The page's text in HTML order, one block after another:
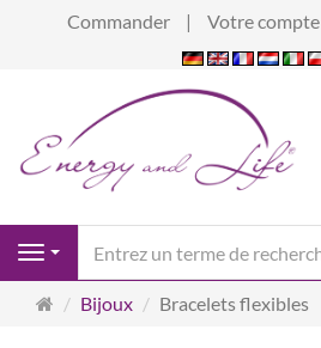
Commander Votre compte
Navigation
PageBijoux Bracelets flexibles